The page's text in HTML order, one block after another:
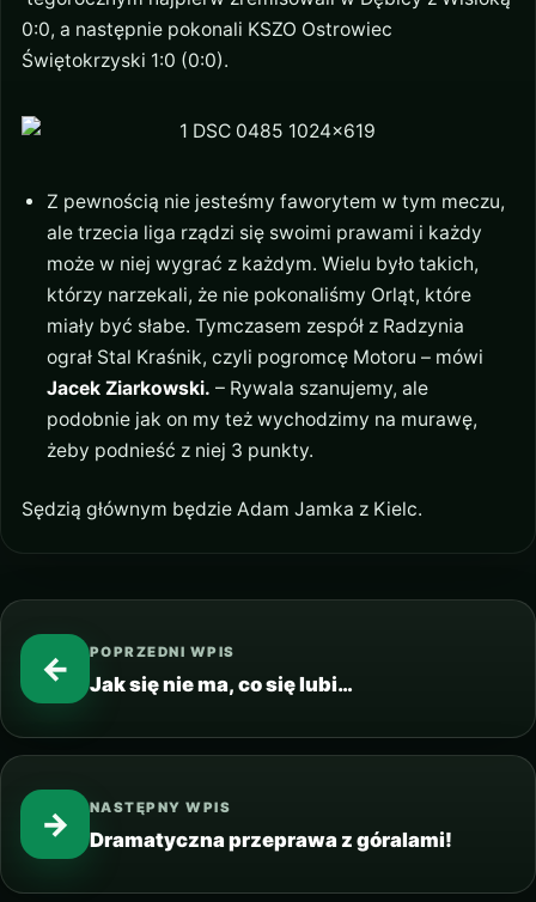
0:0, a następnie pokonali KSZO Ostrowiec
Świętokrzyski 1:0 (0:0).
Z pewnością nie jesteśmy faworytem w tym meczu,
ale trzecia liga rządzi się swoimi prawami i każdy
może w niej wygrać z każdym. Wielu było takich,
którzy narzekali, że nie pokonaliśmy Orląt, które
miały być słabe. Tymczasem zespół z Radzynia
ograł Stal Kraśnik, czyli pogromcę Motoru – mówi
Jacek Ziarkowski. – Rywala szanujemy, ale
podobnie jak on my też wychodzimy na murawę,
żeby podnieść z niej 3 punkty.
Sędzią głównym będzie Adam Jamka z Kielc.
← POPRZEDNI WPIS
Jak się nie ma, co się lubi…
NASTĘPNY WPIS
Dramatyczna przeprawa z góralami!
→